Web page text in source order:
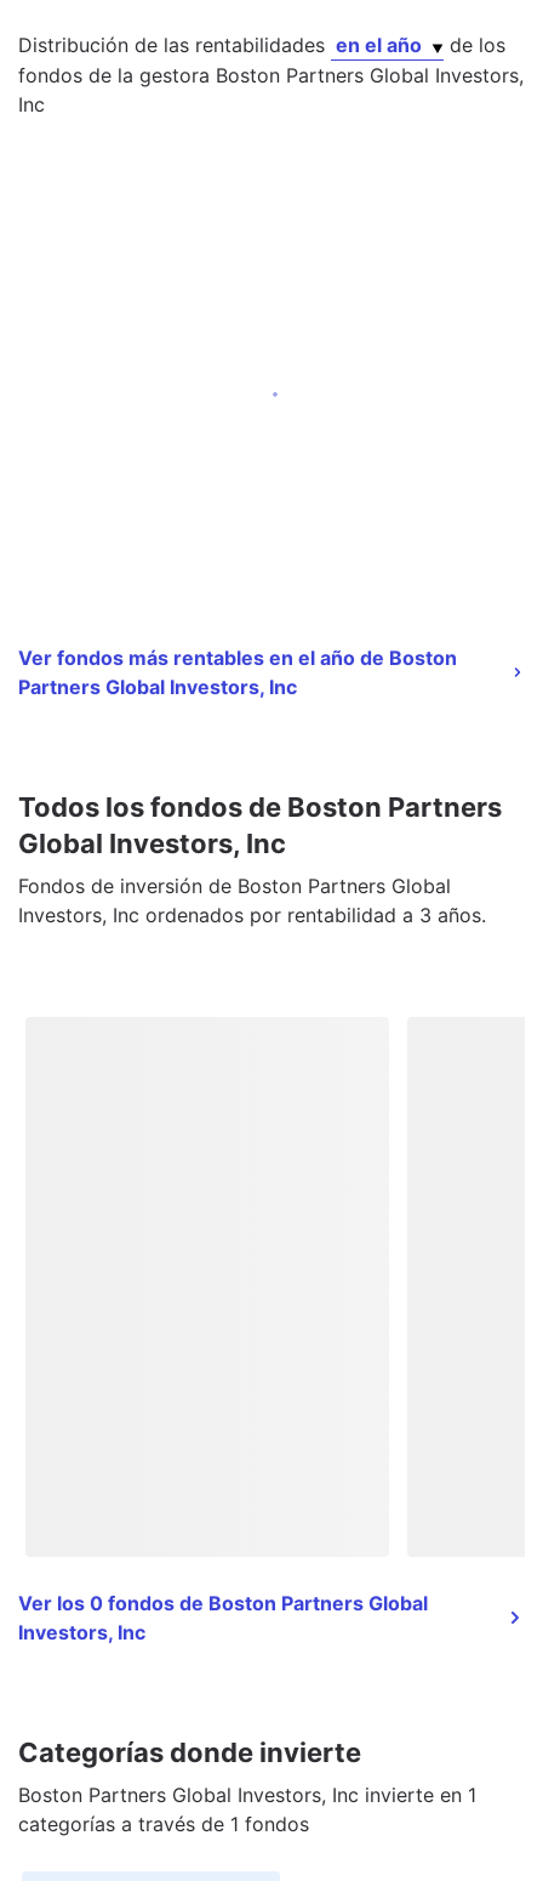
Distribución de las rentabilidades en el año
de los
fondos de la gestora Boston Partners Global Investors,
Inc
Ver fondos más rentables en el año de Boston
Partners Global Investors, Inc
Todos los fondos de Boston Partners
Global Investors, Inc
Fondos de inversión de Boston Partners Global
Investors, Inc ordenados por rentabilidad a 3 años.
Ver los 0 fondos de Boston Partners Global
Investors, Inc
Categorías donde invierte
Boston Partners Global Investors, Inc invierte en 1
categorías a través de 1 fondos